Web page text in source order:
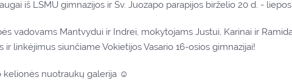
iš LSMU gimnazijos ir Šv. Juozapo parapijos birželio 20 d. -
vadovams Mantvydui ir Indrei, mokytojams Justui, Karinai ir
linkėjimus siunčiame Vokietijos Vasario 16-osios gimnazijai!
kelionės nuotraukų galerija ☺️